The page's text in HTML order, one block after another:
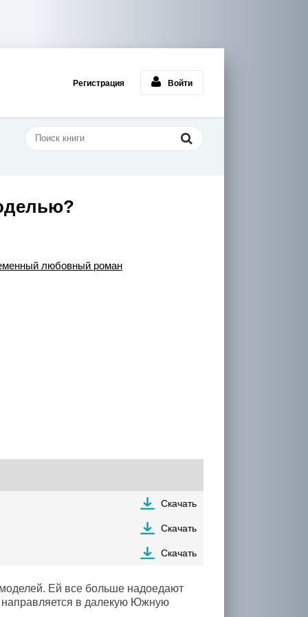
Регистрация Войти
любовный роман
Скачать
Скачать
Скачать
Ей все больше надоедают
направляется в далекую Южную